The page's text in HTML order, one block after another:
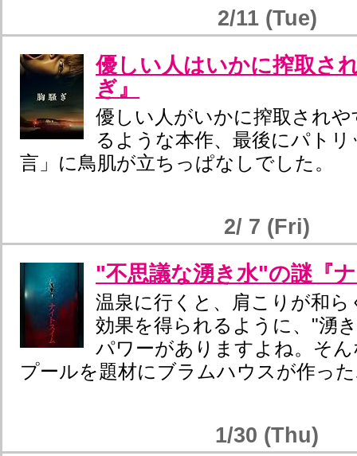
2/11 (Tue)
優しい人はいかに搾取さ
ぎ』
優しい人がいかに搾取され
るような本作、最後にパト
言」に鳥肌が立ちっぱなしでした。
2/ 7 (Fri)
"不思議な湧き水"の謎『
温泉に行くと、肩こりが和
効果を得られるように、"湧
パワーがありますよね。そ
プールを題材にブラムハウスが作っ
1/30 (Thu)